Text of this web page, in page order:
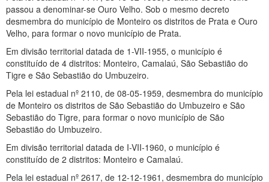
passou a denominar-se Ouro Velho. Sob o mesmo decreto
desmembra do município de Monteiro os distritos de Prata e Ouro
Velho, para formar o novo município de Prata.
Em divisão territorial datada de 1-VII-1955, o município é
constituído de 4 distritos: Monteiro, Camalaú, São Sebastião do
Tigre e São Sebastião do Umbuzeiro.
Pela lei estadual nº 2110, de 08-05-1959, desmembra do município
de Monteiro os distritos de São Sebastião do Umbuzeiro e São
Sebastião do Tigre, para formar o novo município de São
Sebastião do Umbuzeiro.
Em divisão territorial datada de I-VII-1960, o município é
constituído de 2 distritos: Monteiro e Camalaú.
Pela lei estadual nº 2617, de 12-12-1961, desmembra do município